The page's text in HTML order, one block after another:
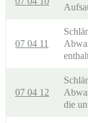
07 04 11
07 04 12
die